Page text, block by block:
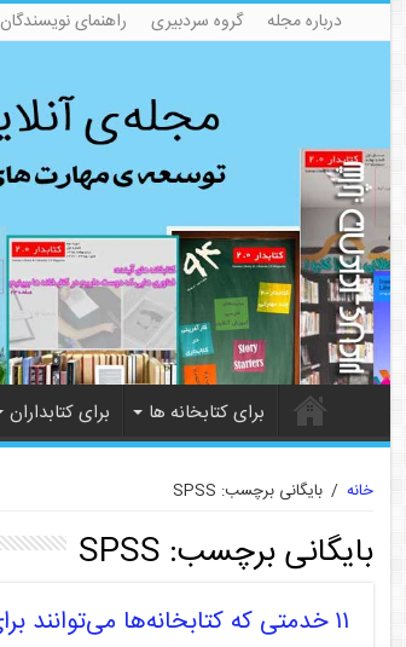
درباره مجله گروه سردبیری راهنمای نویسندگان
برای کتابخانه ها برای کتابداران
خانه / بایگانی برچسب: SPSS
بایگانی برچسب: SPSS
۱۱ خدمتی که کتابخانه‌ها می‌توانند برای کمک به کسب‌وکارهای محلی و کارآفرینان ارائه دهند.